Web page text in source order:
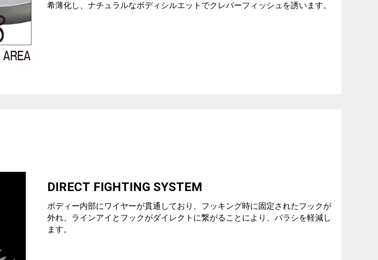
希薄化し、ナチュラルなボディシルエットでクレバーフィッシュを誘います。
DIRECT FIGHTING SYSTEM
ボディー内部にワイヤーが貫通しており、フッキング時に固定されたフックが
外れ、ラインアイとフックがダイレクトに繋がることにより、バラシを軽減し
ます。